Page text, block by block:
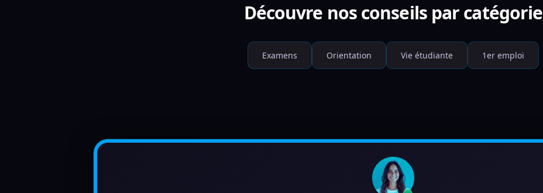
Découvre nos conseils par catégorie
Examens Orientation Vie étudiante 1er emploi